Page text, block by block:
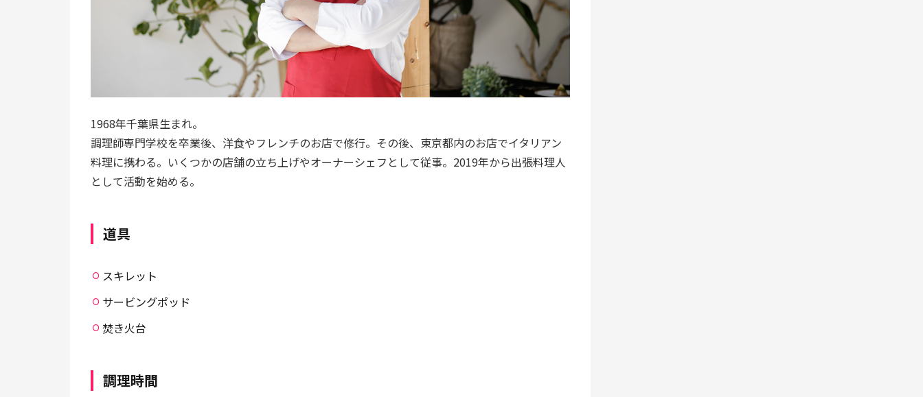
1968年千葉県生まれ。
調理師専門学校を卒業後、洋食やフレンチのお店で修行。その後、東京都内のお店でイタリアン
料理に携わる。いくつかの店舗の立ち上げやオーナーシェフとして従事。2019年から出張料理人
として活動を始める。
道具
スキレット
サービングポッド
焚き火台
調理時間